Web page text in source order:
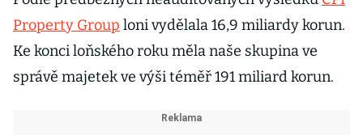
Property Group loni vydělala 16,9 miliardy korun.
Ke konci loňského roku měla naše skupina ve
správě majetek ve výši téměř 191 miliard korun.